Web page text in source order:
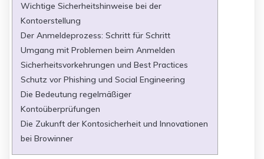
Wichtige Sicherheitshinweise bei der
Kontoerstellung
Der Anmeldeprozess: Schritt für Schritt
Umgang mit Problemen beim Anmelden
Sicherheitsvorkehrungen und Best Practices
Schutz vor Phishing und Social Engineering
Die Bedeutung regelmäßiger
Kontoüberprüfungen
Die Zukunft der Kontosicherheit und Innovationen
bei Browinner